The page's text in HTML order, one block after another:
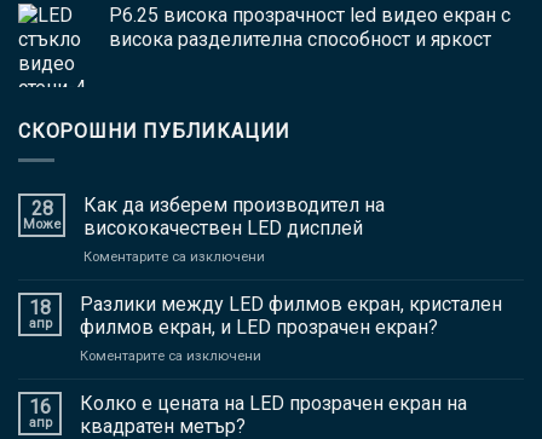
P6.25 висока прозрачност led видео екран с
висока разделителна способност и яркост
СКОРОШНИ ПУБЛИКАЦИИ
28
Може
Как да изберем производител на
висококачествен LED дисплей
Коментарите са изключени
да
изберем
производител
LED
18
апр
Разлики между LED филмов екран, кристален
филмов екран, и LED прозрачен екран?
Коментарите са изключени
между
16
апр
Колко е цената на LED прозрачен екран на
квадратен метър?